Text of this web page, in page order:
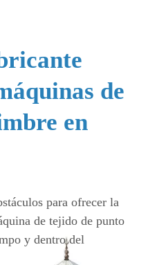
de
en
para ofrecer la
de tejido de punto
y dentro del